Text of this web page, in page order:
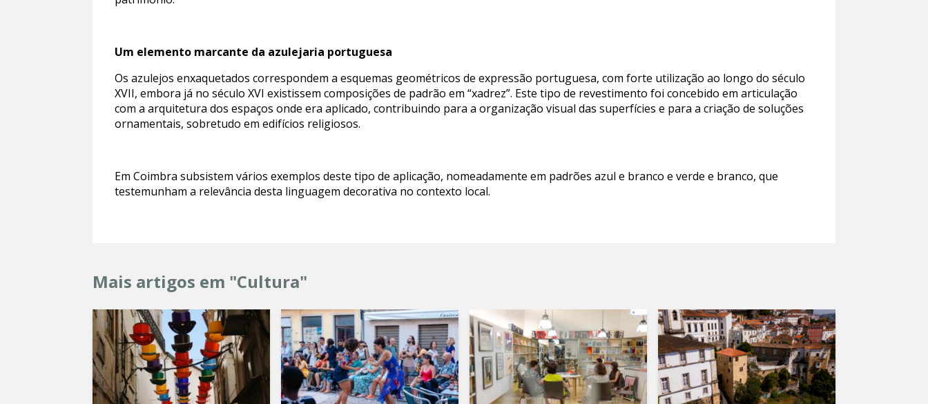
Um elemento marcante da azulejaria portuguesa
Os azulejos enxaquetados correspondem a esquemas geométricos de expressão portuguesa, com forte utilização ao longo do século
XVII, embora já no século XVI existissem composições de padrão em “xadrez”. Este tipo de revestimento foi concebido em articulação
com a arquitetura dos espaços onde era aplicado, contribuindo para a organização visual das superfícies e para a criação de soluções
ornamentais, sobretudo em edifícios religiosos.
Em Coimbra subsistem vários exemplos deste tipo de aplicação, nomeadamente em padrões azul e branco e verde e branco, que
testemunham a relevância desta linguagem decorativa no contexto local.
Mais artigos em "Cultura"